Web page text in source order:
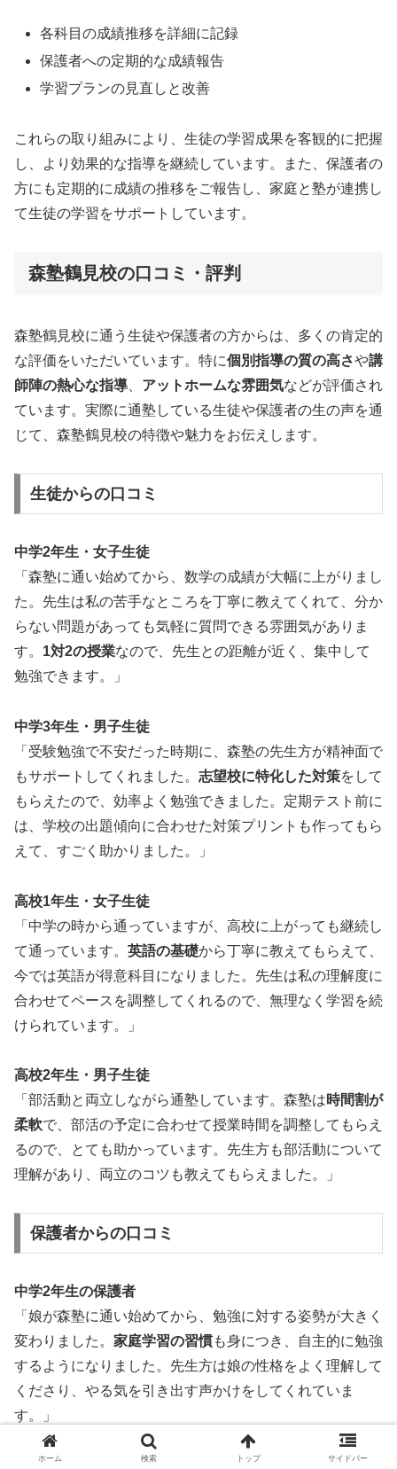
各科目の成績推移を詳細に記録
保護者への定期的な成績報告
学習プランの見直しと改善
これらの取り組みにより、生徒の学習成果を客観的に把握
し、より効果的な指導を継続しています。また、保護者の
方にも定期的に成績の推移をご報告し、家庭と塾が連携し
て生徒の学習をサポートしています。
森塾鶴見校の口コミ・評判
森塾鶴見校に通う生徒や保護者の方からは、多くの肯定的
な評価をいただいています。特に個別指導の質の高さや講
師陣の熱心な指導
アットホームな雰囲気などが評価され
ています。実際に通塾している生徒や保護者の生の声を通
じて、森塾鶴見校の特徴や魅力をお伝えします。
生徒からの口コミ
中学2年生・女子生徒
「森塾に通い始めてから、数学の成績が大幅に上がりまし
た。先生は私の苦手なところを丁寧に教えてくれて、分か
らない問題があっても気軽に質問できる雰囲気がありま
す。 1対2の授業なので、先生との距離が近く、集中して
勉強できます。」
中学3年生・男子生徒
「受験勉強で不安だった時期に、森塾の先生方が精神面で
もサポートしてくれました。 志望校に特化した対策をして
もらえたので、効率よく勉強できました。定期テスト前に
は、学校の出題傾向に合わせた対策プリントも作ってもら
えて、すごく助かりました。」
高校1年生・女子生徒
「中学の時から通っていますが、高校に上がっても継続し
て通っています。 英語の基礎から丁寧に教えてもらえて、
今では英語が得意科目になりました。先生は私の理解度に
合わせてペースを調整してくれるので、無理なく学習を続
けられています。」
高校2年生・男子生徒
「部活動と両立しながら通塾しています。森塾は時間割が
柔軟で、部活の予定に合わせて授業時間を調整してもらえ
るので、とても助かっています。先生方も部活動について
理解があり、両立のコツも教えてもらえました。」
保護者からの口コミ
中学2年生の保護者
「娘が森塾に通い始めてから、勉強に対する姿勢が大きく
変わりました。 家庭学習の習慣も身につき、自主的に勉強
するようになりました。先生方は娘の性格をよく理解して
くださり、やる気を引き出す声かけをしてくれていま
す。」
中学3年生の保護者
ホーム 検索 トップ サイドバー